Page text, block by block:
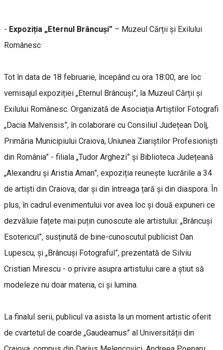
- Expoziția „Eternul Brâncuși” – Muzeul Cărții și Exilului
Românesc
Tot în data de 18 februarie, începând cu ora 18:00, are loc
vernisajul expoziției „Eternul Brâncuși”, la Muzeul Cărții și
Exilului Românesc. Organizată de Asociația Artiștilor Fotografi
„Dacia Malvensis”, în colaborare cu Consiliul Județean Dolj,
Primăria Municipiului Craiova, Uniunea Ziariștilor Profesioniști
din România” - filiala „Tudor Arghezi” și Biblioteca Județeană
„Alexandru și Aristia Aman”, expoziția reunește lucrările a 34
de artiști din Craiova, dar și din întreaga țară și din diaspora. În
plus, în cadrul evenimentului vor avea loc și două expuneri ce
dezvăluie fațete mai puțin cunoscute ale artistului: „Brâncuși
Esotericul”, susținută de bine-cunoscutul publicist Dan
Lupescu, și „Brâncuși Fotograful”, prezentată de Silviu
Cristian Mirescu - o privire asupra artistului care a știut să
modeleze nu doar materia, ci și lumina.
La finalul serii, publicul va asista la un moment artistic oferit
de cvartetul de coarde „Gaudeamus” al Universității din